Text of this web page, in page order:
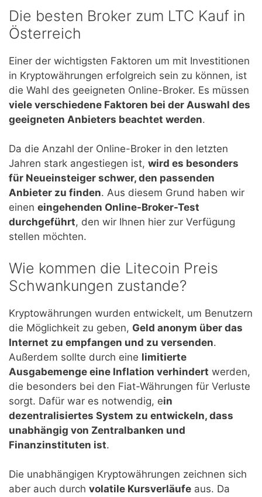
Die besten Broker zum LTC Kauf in
Österreich
Einer der wichtigsten Faktoren um mit Investitionen
in Kryptowährungen erfolgreich sein zu können, ist
die Wahl des geeigneten Online-Broker. Es müssen
viele verschiedene Faktoren bei der Auswahl des
geeigneten Anbieters beachtet werden.
Da die Anzahl der Online-Broker in den letzten
Jahren stark angestiegen ist, wird es besonders
für Neueinsteiger schwer, den passenden
Anbieter zu finden. Aus diesem Grund haben wir
einen eingehenden Online-Broker-Test
durchgeführt, den wir Ihnen hier zur Verfügung
stellen möchten.
Wie kommen die Litecoin Preis
Schwankungen zustande?
Kryptowährungen wurden entwickelt, um Benutzern
die Möglichkeit zu geben, Geld anonym über das
Internet zu empfangen und zu versenden.
Außerdem sollte durch eine limitierte
Ausgabemenge eine Inflation verhindert werden,
die besonders bei den Fiat-Währungen für Verluste
sorgt. Dafür war es notwendig, ein
dezentralisiertes System zu entwickeln, dass
unabhängig von Zentralbanken und
Finanzinstituten ist.
Die unabhängigen Kryptowährungen zeichnen sich
aber auch durch volatile Kursverläufe aus. Da